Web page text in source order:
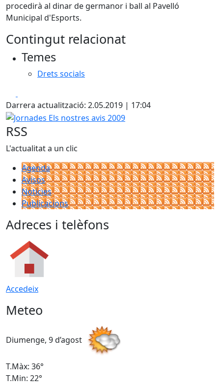
procedirà al dinar de germanor i ball al Pavelló
Municipal d'Esports.
Contingut relacionat
Temes
Drets socials
Darrera actualització: 2.05.2019 | 17:04
Jornades Els nostres avis 2009
RSS
L'actualitat a un clic
Agenda
Avisos
Notícies
Publicacions
Adreces i telèfons
Accedeix
Meteo
Diumenge, 9 d’agost
T.Màx: 36°
T.Min: 22°